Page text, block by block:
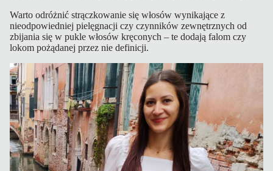
Warto odróżnić strączkowanie się włosów wynikające z
nieodpowiedniej pielęgnacji czy czynników zewnętrznych od
zbijania się w pukle włosów kręconych – te dodają falom czy
lokom pożądanej przez nie definicji.